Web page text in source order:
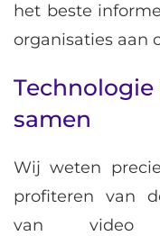
het beste
organisaties aan
samen
Wij weten
profiteren van
van video